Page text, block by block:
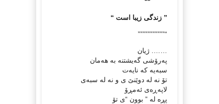
” زندگی زیبا است “
“”””””””””””
……. ژیان
پەرۆشی گەیشتنە بە هەمان
سبەیە کە نایەت
تۆ نە لە دوێنێ ی و نە لە سبەی
لاپەڕەی ئەمڕۆ
پڕە لە ” بوون “ی تۆ